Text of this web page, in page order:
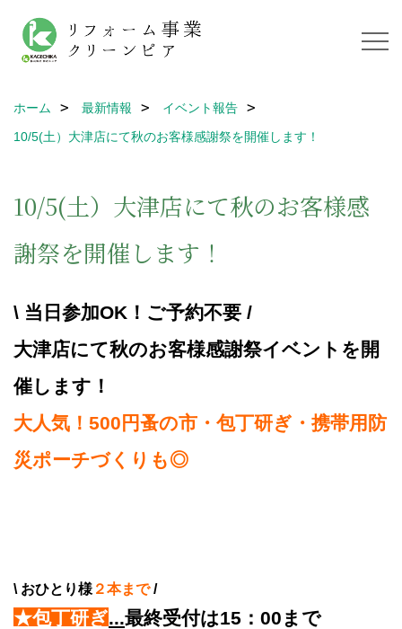
ホーム 最新情報
イベント報告
10/5(土）大津店にて秋のお客様感謝祭を開催します！
10/5(土）大津店にて秋のお客様感
謝祭を開催します！
\ 当日参加OK！ご予約不要 /
大津店にて秋のお客様感謝祭イベントを開
催します！
大人気！500円蚤の市・包丁研ぎ・携帯用防
災ポーチづくりも◎
\ おひとり様 ２本まで/
★包丁研ぎ...最終受付は15：00まで